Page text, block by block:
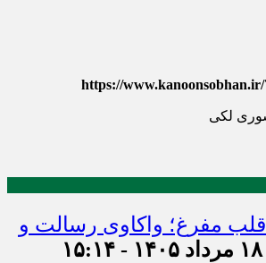
https://www.kanoonsobhan.ir/
لکی
مفرغ؛ واکاوی رسالت و
۱۸ مرداد ۱۴۰۵ - ۱۵:۱۴